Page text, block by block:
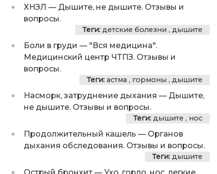
ХНЗЛ — Дышите, не дышите. Отзывы и
вопросы.
Теги: детские болезни , дышите
Боли в груди — "Вся медицина".
Медицинский центр ЧТПЗ. Отзывы и
вопросы.
Теги: астма , гормоны , дышите
Насморк, затруднение дыхания — Дышите,
не дышите. Отзывы и вопросы.
Теги: дышите , нос
Продолжительный кашель — Органов
дыхания обследования. Отзывы и вопросы.
Теги: дышите